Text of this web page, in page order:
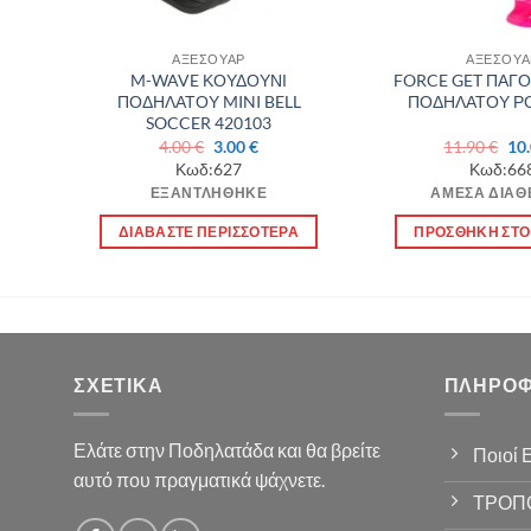
ΑΞΕΣΟΥΑΡ
M-WAVE ΚΟΥΔΟΥΝΙ
ΠΟΔΗΛΑΤΟΥ MINI BELL
SOCCER 420103
4.00€ Original
price
was:
4.00 €.
3.00€Η
είναι:
3.00 €.
Κωδ:627
ΕΞΑΝΤΛΉΘΗΚΕ
ΔΙΑΒΆΣΤΕ ΠΕΡΙΣΣΌΤΕΡΑ
FORCE GET
ΠΟΔΗΛΑΤΟΥ
11.90€
ΆΜΕΣΑ
ΠΡΟΣΘΉΚΗ
ΣΧΕΤΙΚΆ
Ελάτε στην Ποδηλατάδα και θα βρείτε
αυτό που πραγματικά ψάχνετε.
Ποιοί